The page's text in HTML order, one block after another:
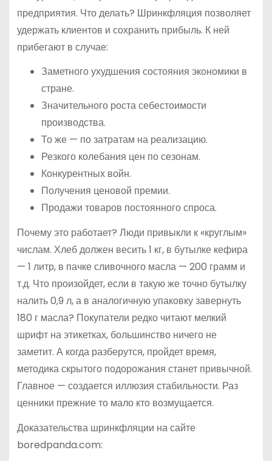
предприятия. Что делать? Шринкфляция позволяет
удержать клиентов и сохранить прибыль. К ней
прибегают в случае:
Заметного ухудшения состояния экономики в
стране.
Значительного роста себестоимости
производства.
То же — по затратам на реализацию.
Резкого колебания цен по сезонам.
Конкурентных войн.
Получения ценовой премии.
Продажи товаров постоянного спроса.
Почему это работает? Люди привыкли к «круглым»
числам. Хлеб должен весить 1 кг, в бутылке кефира
— 1 литр, в пачке сливочного масла — 200 грамм и
т.д. Что произойдет, если в такую же точно бутылку
налить 0,9 л, а в аналогичную упаковку завернуть
180 г масла? Покупатели редко читают мелкий
шрифт на этикетках, большинство ничего не
заметит. А когда разберутся, пройдет время,
методика скрытого подорожания станет привычной.
Главное — создается иллюзия стабильности. Раз
ценники прежние то мало кто возмущается.
Доказательства шринкфляции на сайте
boredpanda.com: